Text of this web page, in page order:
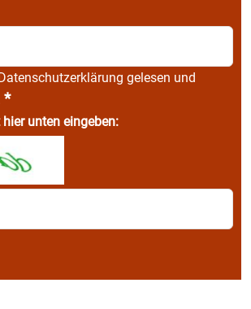
Datenschutzerklärung gelesen und
*
hier unten eingeben: